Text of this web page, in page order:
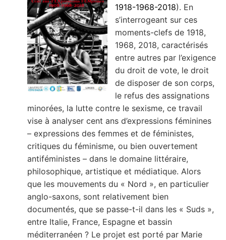
1918-1968-2018). En
s’interrogeant sur ces
moments-clefs de 1918,
1968, 2018, caractérisés
entre autres par l’exigence
du droit de vote, le droit
de disposer de son corps,
le refus des assignations
minorées, la lutte contre le sexisme, ce travail
vise à analyser cent ans d’expressions féminines
– expressions des femmes et de féministes,
critiques du féminisme, ou bien ouvertement
antiféministes – dans le domaine littéraire,
philosophique, artistique et médiatique. Alors
que les mouvements du « Nord », en particulier
anglo-saxons, sont relativement bien
documentés, que se passe-t-il dans les « Suds »,
entre Italie, France, Espagne et bassin
méditerranéen ? Le projet est porté par Marie